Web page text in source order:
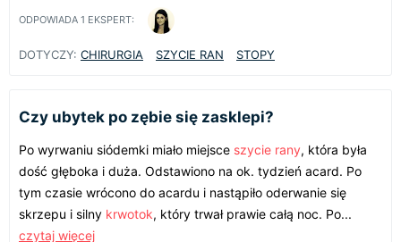
ODPOWIADA 1 EKSPERT:
DOTYCZY: CHIRURGIA SZYCIE RAN STOPY
Czy ubytek po zębie się zasklepi?
Po wyrwaniu siódemki miało miejsce szycie rany, która była
dość głęboka i duża. Odstawiono na ok. tydzień acard. Po
tym czasie wrócono do acardu i nastąpiło oderwanie się
skrzepu i silny krwotok, który trwał prawie całą noc. Po...
czytaj więcej